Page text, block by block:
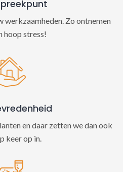
werkzaamheden. Zo ontnemen
hoop stress!
en daar zetten we dan ook
keer op in.